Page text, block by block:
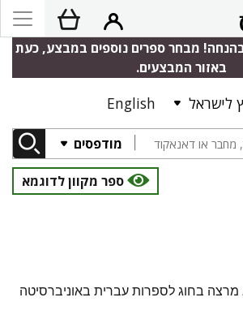
מבחר ספרים נוספים במבצע, כעת
באזור המבצעים.
לישראל English
מודפסים
ספר מקוון לדוגמא
בחוג לספרות עברית באוניברסיטה